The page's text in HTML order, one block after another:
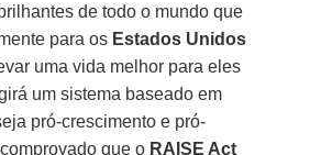
de todo o mundo que
para os Estados Unidos
uma vida melhor para eles
um sistema baseado em
pró-crescimento e pró-
que o RAISE Act